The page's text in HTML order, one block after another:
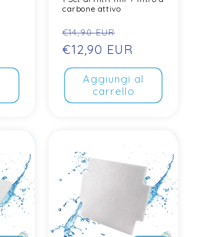
carbone attivo
Prezzo
normale
€14,90 EUR
di
vendita
€12,90 EUR
Aggiungi al
carrello